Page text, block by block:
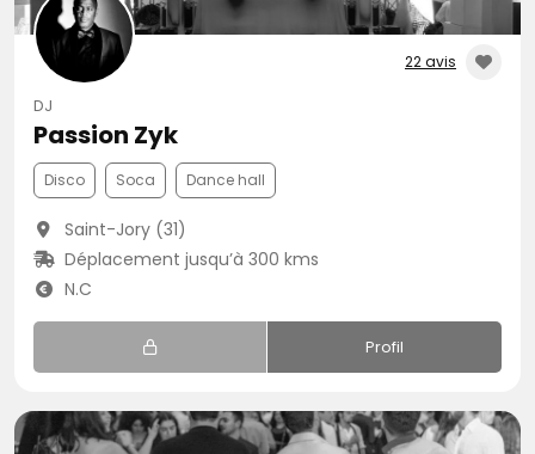
22 avis
DJ
Passion Zyk
Disco Soca Dance hall
Saint-Jory (31)
Déplacement jusqu’à 300 kms
N.C
Profil